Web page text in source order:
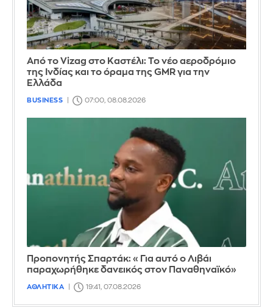
Από το Vizag στο Καστέλι: Το νέο αεροδρόμιο
της Ινδίας και το όραμα της GMR για την
Ελλάδα
BUSINESS 07:00, 08.08.2026
Προπονητής Σπαρτάκ: «Για αυτό ο Λιβάι
παραχωρήθηκε δανεικός στον Παναθηναϊκό»
ΑΘΛΗΤΙΚΑ 19:41, 07.08.2026